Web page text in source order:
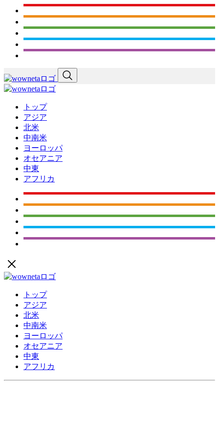
トップ
アジア
北米
中南米
ヨーロッパ
オセアニア
中東
アフリカ
トップ
アジア
北米
中南米
ヨーロッパ
オセアニア
中東
アフリカ